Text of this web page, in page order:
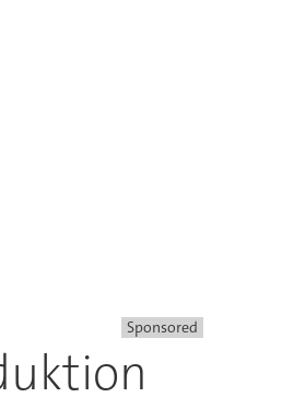
Sponsored